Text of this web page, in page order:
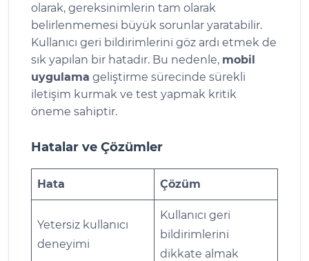
olarak, gereksinimlerin tam olarak
belirlenmemesi büyük sorunlar yaratabilir.
Kullanıcı geri bildirimlerini göz ardı etmek de
sık yapılan bir hatadır. Bu nedenle, mobil
uygulama geliştirme sürecinde sürekli
iletişim kurmak ve test yapmak kritik
öneme sahiptir.
Hatalar ve Çözümler
Hata Çözüm
Yetersiz kullanıcı
deneyimi
Kullanıcı geri
bildirimlerini
dikkate almak